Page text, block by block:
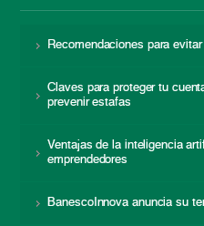
Recomendaciones para
Claves para proteger tu
prevenir estafas
Ventajas de la inteligencia
emprendedores
BanescoInnova anuncia su